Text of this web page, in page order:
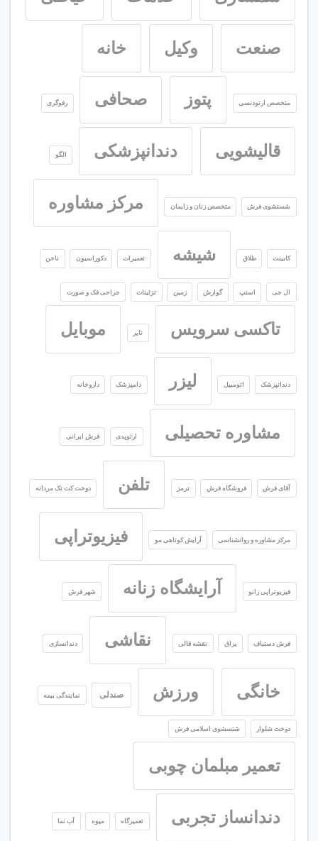
صنعت وکیل خانه
متخصص ارتودنسی پتوز صحافی رفوگری
قالیشویی دندانپزشکی الگو
شستشوی فرش متخصص زنان و زایمان مرکز مشاوره
کابینت طلاق شیشه تعمیرات دکوراسیون ناخن
ال جی اسنپ گوارش زمین تزئینات جراحی فک و صورت
تاکسی سرویس تایر موبایل
دندانپزشک اتومبیل لیزر دامپزشک داروخانه
مشاوره تحصیلی ارتوپدی فرش ایرانی
آقای فرش فروشگاه فرش ترمز تلفن دوخت کت تک مردانه
مرکز مشاوره و روانشناسی آرایش کوتاهی مو فیزیوتراپی
فیزیوتراپی زانو آرایشگاه زنانه شهر فرش
فرش دستباف یراق نقشه قالی نقاشی دندانسازی
خانگی ورزش صندلی نمایندگی بیمه
دوخت شلوار شتسشوی اسلامی فرش
تعمیر مبلمان چوبی
دندانساز تجربی تعمیرگاه میوه آب نما